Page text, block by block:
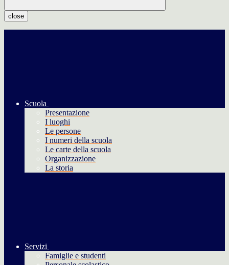
close
Scuola
Presentazione
I luoghi
Le persone
I numeri della scuola
Le carte della scuola
Organizzazione
La storia
Servizi
Famiglie e studenti